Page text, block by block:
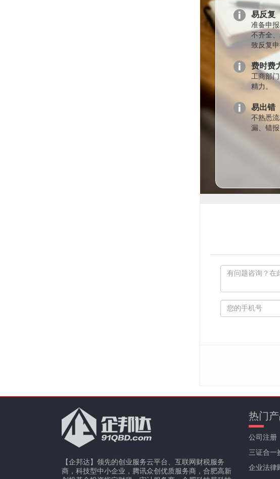
易反复
准备申
不齐全
致反复
费时费
工商部
精力。
易出错
不熟悉
漏、错报
【企邦达】领先的创业服务云平台、互联网财税服务
商，科技型中小企业，腾讯众创优质服务商，合肥高新
热门
公司注册
三证合一
企业法律